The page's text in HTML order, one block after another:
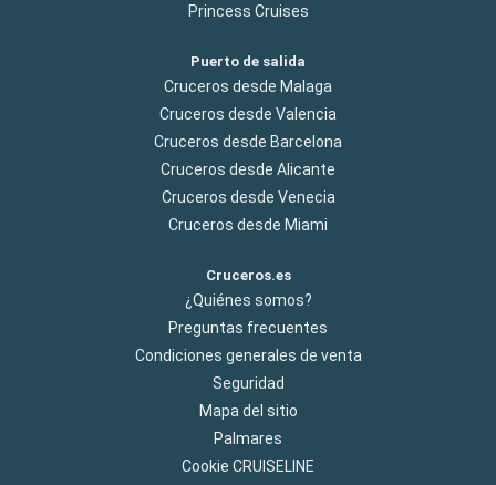
Princess Cruises
Puerto de salida
Cruceros desde Malaga
Cruceros desde Valencia
Cruceros desde Barcelona
Cruceros desde Alicante
Cruceros desde Venecia
Cruceros desde Miami
Cruceros.es
¿Quiénes somos?
Preguntas frecuentes
Condiciones generales de venta
Seguridad
Mapa del sitio
Palmares
Cookie CRUISELINE